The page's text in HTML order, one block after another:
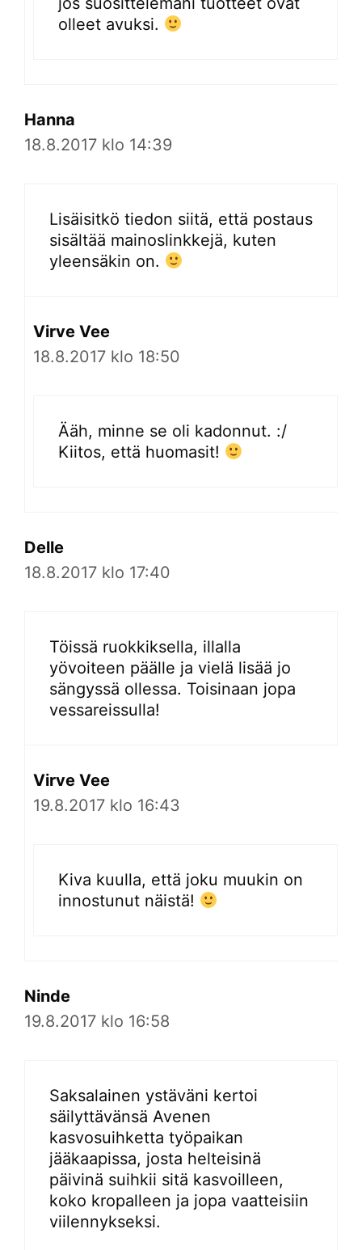
olleet avuksi.
Hanna
18.8.2017 klo 14:39
Lisäisitkö tiedon siitä, että postaus
sisältää mainoslinkkejä, kuten
yleensäkin on.
Virve Vee
18.8.2017 klo 18:50
Ääh, minne se oli kadonnut. :/
Kiitos, että huomasit!
Delle
18.8.2017 klo 17:40
Töissä ruokkiksella, illalla
yövoiteen päälle ja vielä lisää jo
sängyssä ollessa. Toisinaan jopa
vessareissulla!
Virve Vee
19.8.2017 klo 16:43
Kiva kuulla, että joku muukin on
innostunut näistä!
Ninde
19.8.2017 klo 16:58
Saksalainen ystäväni kertoi
säilyttävänsä Avenen
kasvosuihketta työpaikan
jääkaapissa, josta helteisinä
päivinä suihkii sitä kasvoilleen,
koko kropalleen ja jopa vaatteisiin
viilennykseksi.